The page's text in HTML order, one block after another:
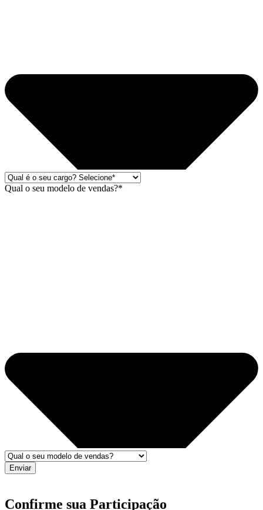
Qual o seu modelo de vendas?*
Enviar
Confirme sua Participação